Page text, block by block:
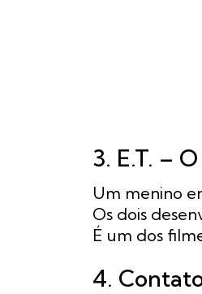
3. E.T. –
Um menino
Os dois
É um dos
4.